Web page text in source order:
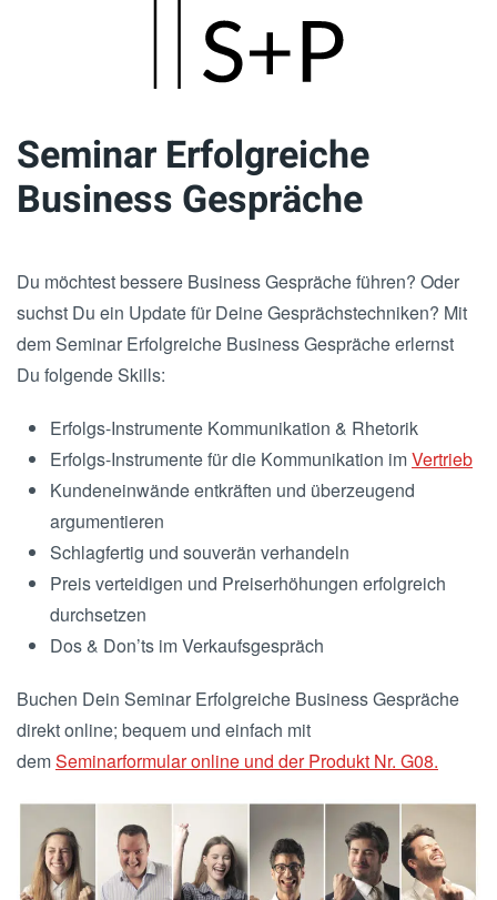
content
Seminar Erfolgreiche
Business Gespräche
Du möchtest bessere Business Gespräche führen? Oder
suchst Du ein Update für Deine Gesprächstechniken? Mit
dem Seminar Erfolgreiche Business Gespräche erlernst
Du folgende Skills:
Erfolgs-Instrumente Kommunikation & Rhetorik
Erfolgs-Instrumente für die Kommunikation imVertrieb
Kundeneinwände entkräften und überzeugend
argumentieren
Schlagfertig und souverän verhandeln
Preis verteidigen und Preiserhöhungen erfolgreich
durchsetzen
Dos & Don’ts im Verkaufsgespräch
Buchen Dein Seminar Erfolgreiche Business Gespräche
direkt online; bequem und einfach mit
demSeminarformular online und der Produkt Nr. G08.